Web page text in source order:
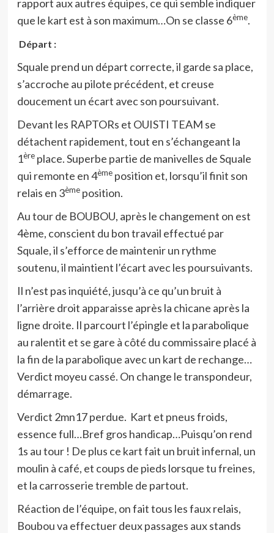
rapport aux autres équipes, ce qui semble indiquer
que le kart est à son maximum…On se classe 6ème.
Départ :
Squale prend un départ correcte, il garde sa place,
s’accroche au pilote précédent, et creuse
doucement un écart avec son poursuivant.
Devant les RAPTORs et OUISTI TEAM se
détachent rapidement, tout en s’échangeant la
1èreplace. Superbe partie de manivelles de Squale
qui remonte en 4èmeposition et, lorsqu’il finit son
relais en 3èmeposition.
Au tour de BOUBOU, après le changement on est
4ème, conscient du bon travail effectué par
Squale, il s’efforce de maintenir un rythme
soutenu, il maintient l’écart avec les poursuivants.
Il n’est pas inquiété, jusqu’à ce qu’un bruit à
l’arrière droit apparaisse après la chicane après la
ligne droite. Il parcourt l’épingle et la parabolique
au ralentit et se gare à côté du commissaire placé à
la fin de la parabolique avec un kart de rechange…
Verdict moyeu cassé. On change le transpondeur,
démarrage.
Verdict 2mn17 perdue. Kart et pneus froids,
essence full…Bref gros handicap…Puisqu’on rend
1s au tour ! De plus ce kart fait un bruit infernal, un
moulin à café, et coups de pieds lorsque tu freines,
et la carrosserie tremble de partout.
Réaction de l’équipe, on fait tous les faux relais,
Boubou va effectuer deux passages aux stands